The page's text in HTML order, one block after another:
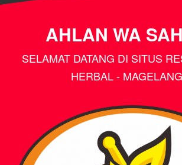
AHLAN WA
SELAMAT DATANG DI SITUS
HERBAL -